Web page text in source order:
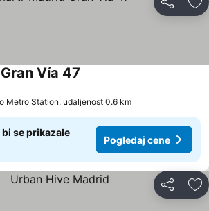
Deli
Vía 47
Metro Station: udaljenost 0.6 km
se prikazale
Pogledaj cene
Deli